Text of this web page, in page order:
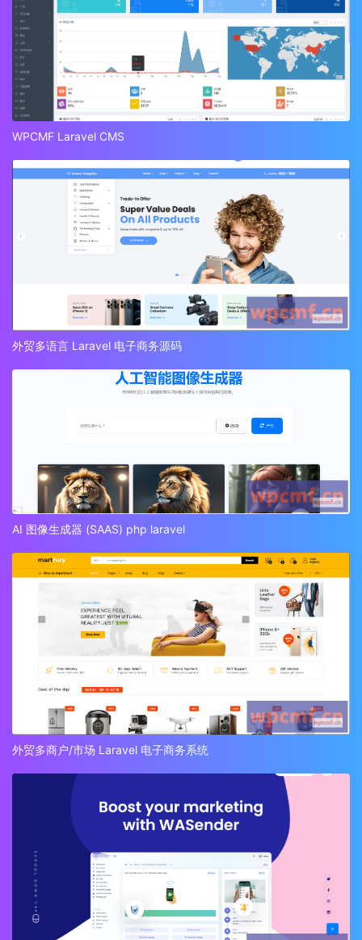
WPCMF Laravel CMS
外贸多语言 Laravel 电子商务源码
AI 图像生成器 (SAAS) php laravel
外贸多商户/市场 Laravel 电子商务系统